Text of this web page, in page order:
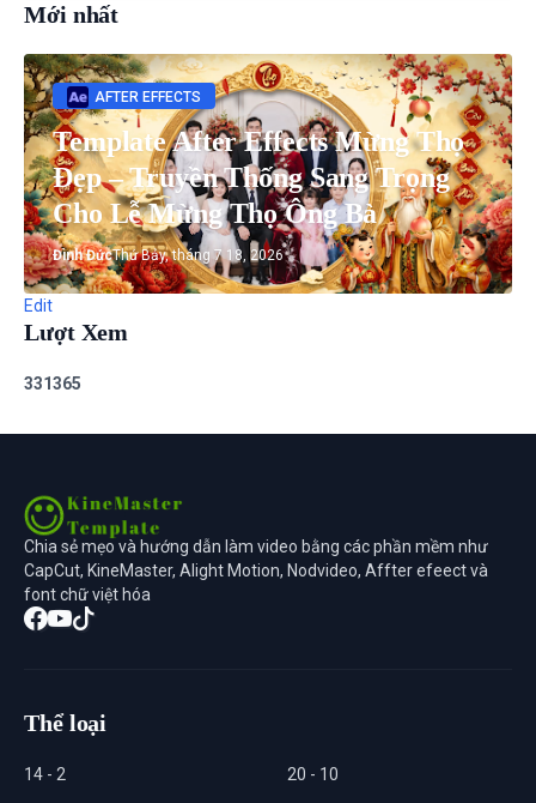
Mới nhất
AFTER EFFECTS
Template After Effects Mừng Thọ
Đẹp – Truyền Thống Sang Trọng
Cho Lễ Mừng Thọ Ông Bà
Đình ĐứcThứ Bảy, tháng 7 18, 2026
Edit
Lượt Xem
331365
Chia sẻ mẹo và hướng dẫn làm video bằng các phần mềm như
CapCut, KineMaster, Alight Motion, Nodvideo, Affter efeect và
font chữ việt hóa
Thể loại
14 - 2 20 - 10